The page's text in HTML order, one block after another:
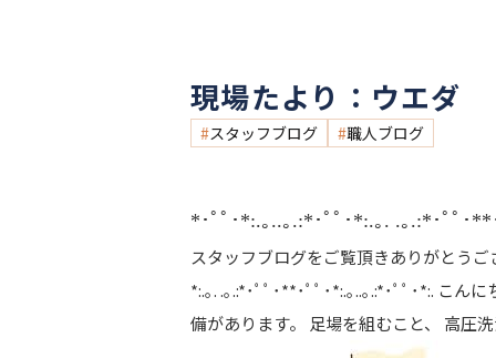
現場たより：ウエダ
スタッフブログ 職人ブログ
*･ﾟﾟ･*:.｡..｡.:*･ﾟﾟ･*:.｡. .｡.:*･ﾟﾟ･
スタッフブログをご覧頂きありがとう
*:.｡. .｡.:*･ﾟﾟ･**･ﾟﾟ･*:.｡..｡.:*･ﾟﾟ･*:. こん
備があります。 足場を組むこと、 高圧